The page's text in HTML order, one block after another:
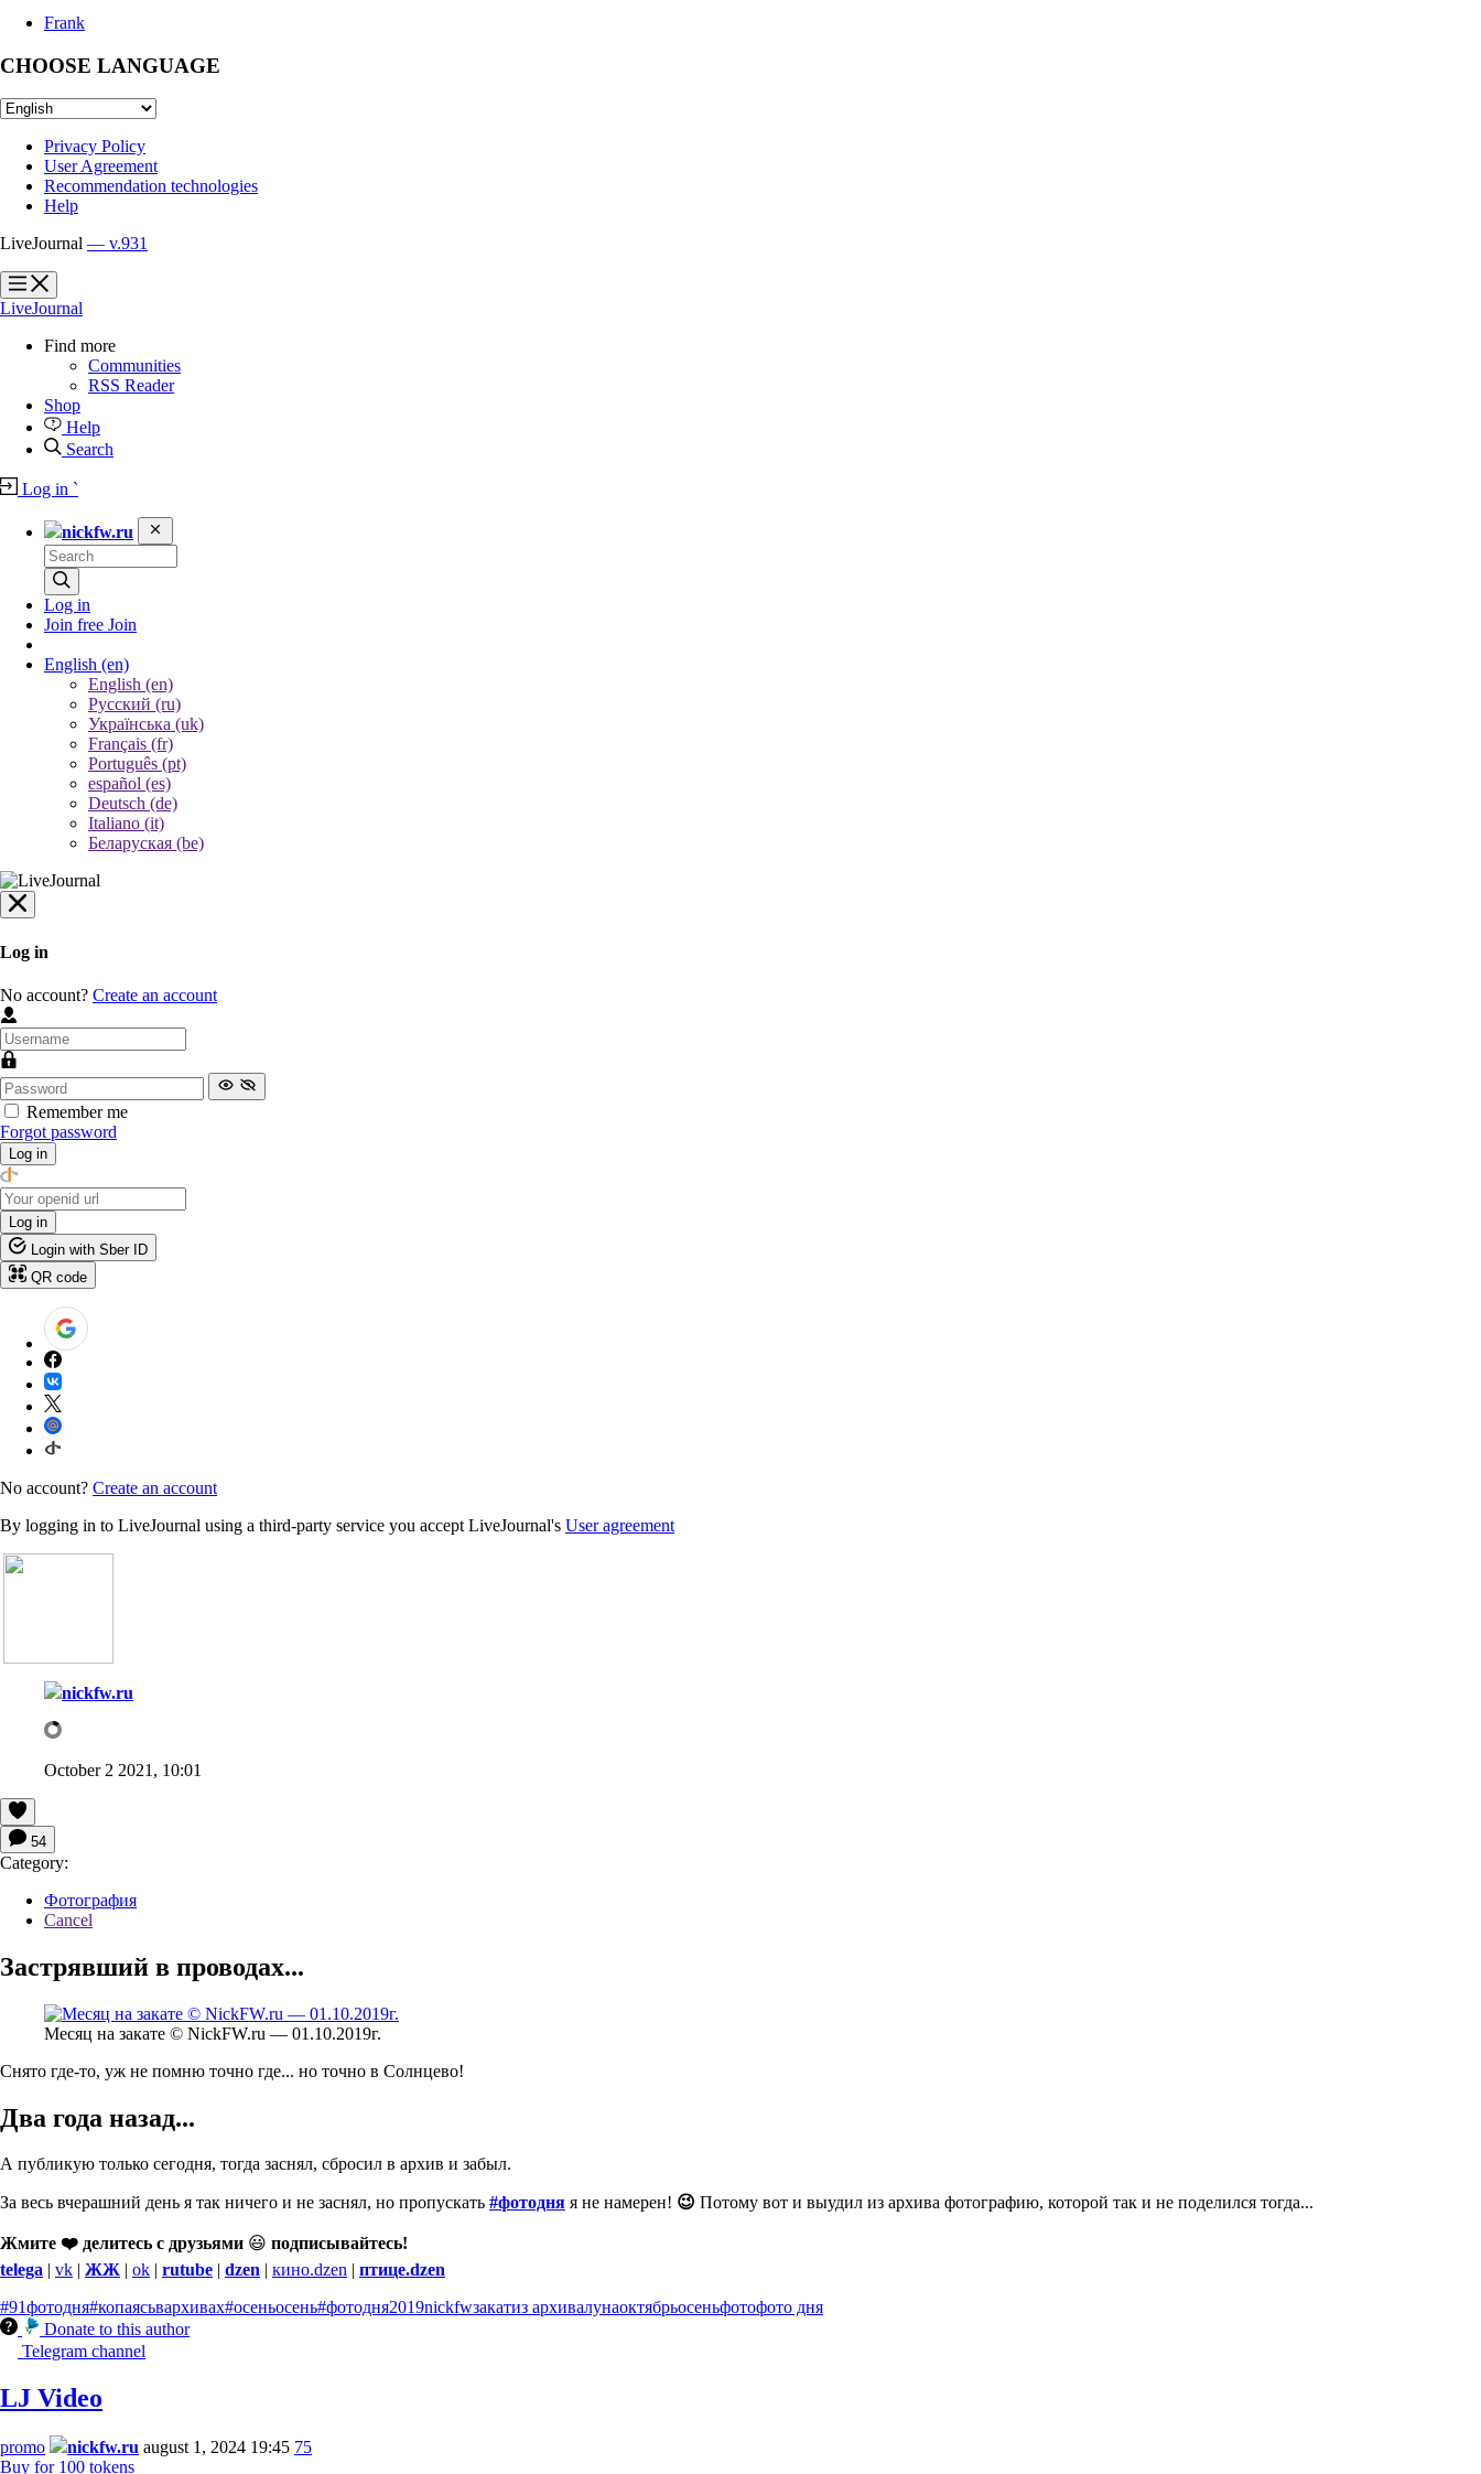
Frank
CHOOSE LANGUAGE
Privacy Policy
User Agreement
Recommendation technologies
Help
LiveJournal — v.931
?
?
LiveJournal
Find more
Communities
RSS Reader
Shop
Help
Search
Log in `
nickfw.ru
Log in
Join free Join
English (en)
English (en)
Русский (ru)
Українська (uk)
Français (fr)
Português (pt)
español (es)
Deutsch (de)
Italiano (it)
Беларуская (be)
Log in
No account? Create an account
Remember me
Forgot password
Log in
Log in
Login with Sber ID
QR code
No account? Create an account
By logging in to LiveJournal using a third-party service you accept LiveJournal's User agreement
nickfw.ru
October 2 2021, 10:01
54
Category:
Фотография
Cancel
Застрявший в проводах...
Месяц на закате © NickFW.ru — 01.10.2019г.
Снято где-то, уж не помню точно где... но точно в Солнцево!
Два года назад...
А публикую только сегодня, тогда заснял, сбросил в архив и забыл.
За весь вчерашний день я так ничего и не заснял, но пропускать #фотодня я не намерен! 😉 Потому вот и выудил из архива фотографию, которой так и не поделился тогда...
Жмите ❤️ делитесь с друзьями 😃 подписывайтесь!
telega | vk | ЖЖ | ok | rutube | dzen | кино.dzen | птице.dzen
#91фотодня#копаясьвархивах#осеньосень#фотодня2019nickfwзакатиз архивалунаоктябрьосеньфотофото дня
Donate to this author
Telegram channel
LJ Video
promo nickfw.ru august 1, 2024 19:45 75
Buy for 100 tokens